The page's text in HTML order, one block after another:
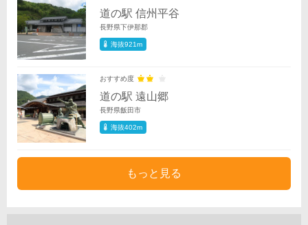
道の駅 信州平谷
長野県下伊那郡
海抜921m
おすすめ度
道の駅 遠山郷
長野県飯田市
海抜402m
もっと見る